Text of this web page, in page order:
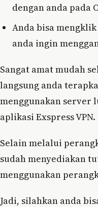
dengan anda pada
Anda bisa mengklik
anda ingin
Sangat amat mudah
langsung anda
menggunakan server
aplikasi Exspress VPN.
Selain melalui
sudah menyediakan
menggunakan
Jadi, silahkan anda